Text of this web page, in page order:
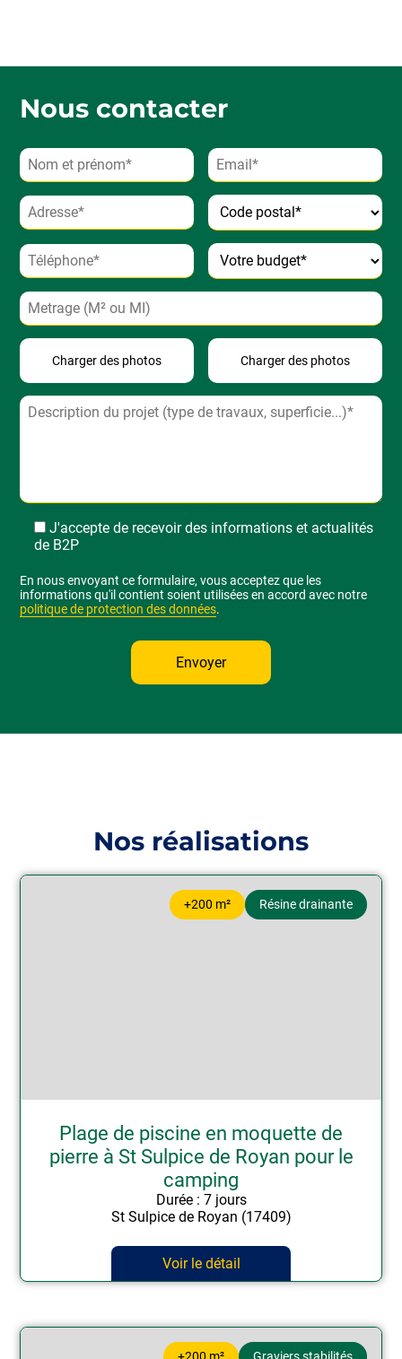
Nous contacter
J'accepte de recevoir des informations et actualités
de B2P
En nous envoyant ce formulaire, vous acceptez que les
informations qu'il contient soient utilisées en accord avec notre
politique de protection des données.
Nos réalisations
+200 m² Résine drainante
Plage de piscine en moquette de
pierre à St Sulpice de Royan pour le
camping
Durée : 7 jours
St Sulpice de Royan (17409)
Voir le détail